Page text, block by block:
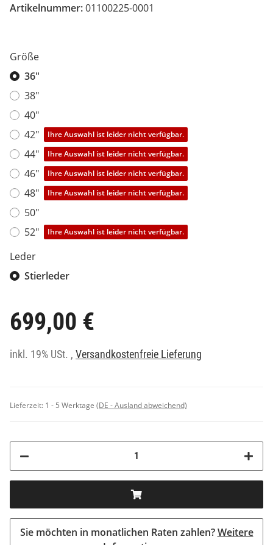
Artikelnummer:01100225-0001
Größe
36"
38"
40"
42"
Ihre Auswahl ist leider nicht verfügbar.
44" Ihre Auswahl ist leider nicht verfügbar.
46" Ihre Auswahl ist leider nicht verfügbar.
48" Ihre Auswahl ist leider nicht verfügbar.
50"
52"
Ihre Auswahl ist leider nicht verfügbar.
Leder
Stierleder
699,00 €
inkl. 19% USt. , Versandkostenfreie Lieferung
Lieferzeit: 1 - 5 Werktage (DE - Ausland abweichend)
Sie möchten in monatlichen Raten zahlen?Weitere